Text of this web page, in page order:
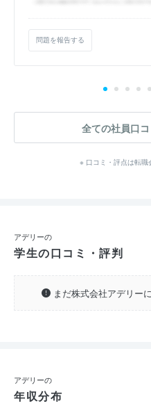
問題を報告する
全ての社員口
※ 口コミ・評点は転職
アデリーの
学生の口コミ・評判
まだ株式会社アデリー
アデリーの
年収分布